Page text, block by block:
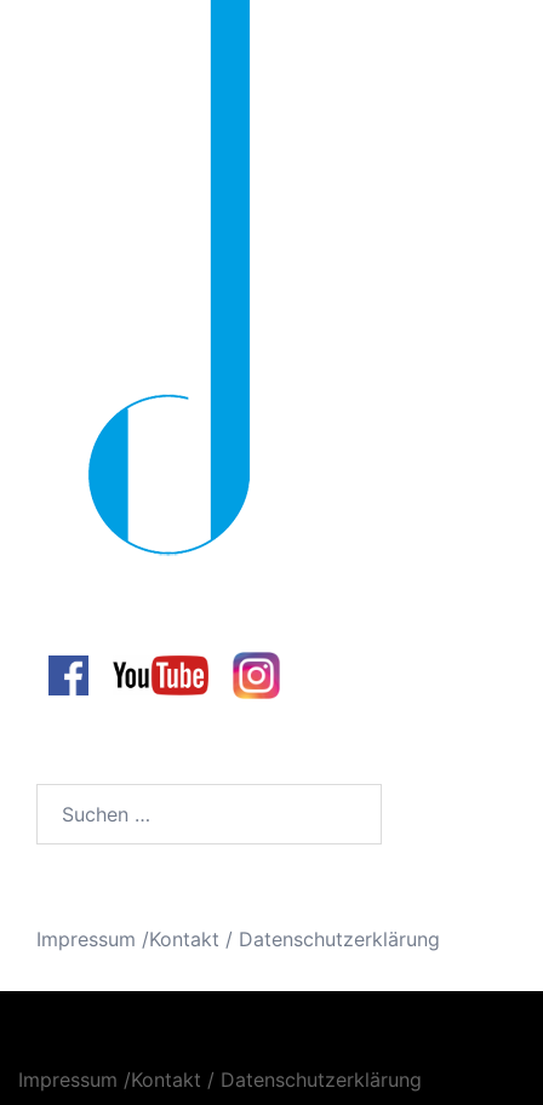
Impressum /Kontakt / Datenschutzerklärung
Impressum /Kontakt / Datenschutzerklärung